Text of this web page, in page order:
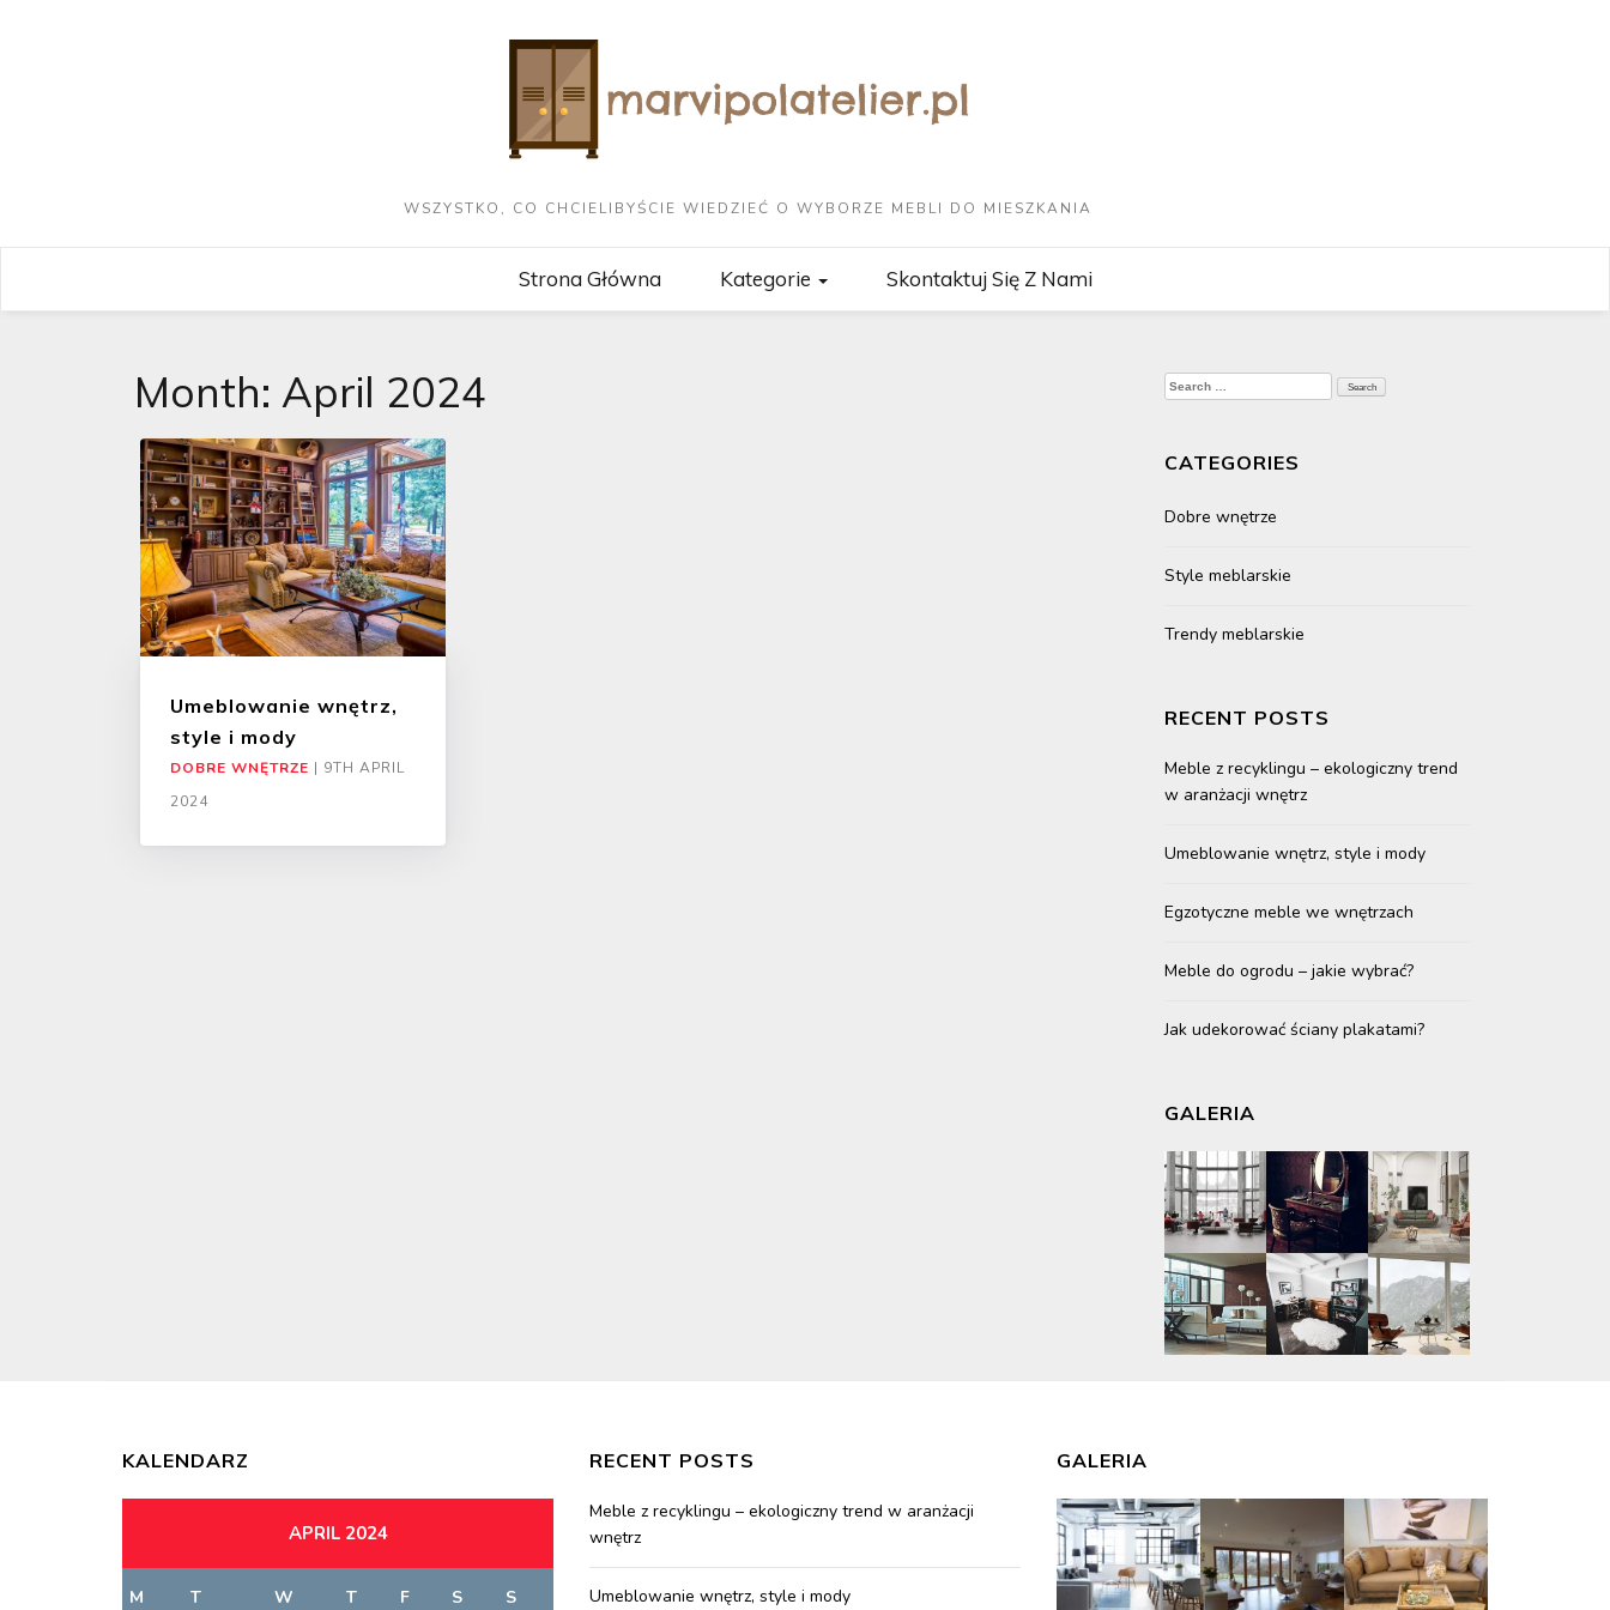
WSZYSTKO, CO CHCIELIBYŚCIE WIEDZIEĆ O WYBORZE MEBLI DO MIESZKANIA
Strona Główna Kategorie Skontaktuj Się Z Nami
Month: April 2024
Umeblowanie wnętrz,
style i mody
DOBRE WNĘTRZE | 9TH APRIL
2024
Search
CATEGORIES
Dobre wnętrze
Style meblarskie
Trendy meblarskie
RECENT POSTS
Meble z recyklingu – ekologiczny trend
w aranżacji wnętrz
Umeblowanie wnętrz, style i mody
Egzotyczne meble we wnętrzach
Meble do ogrodu – jakie wybrać?
Jak udekorować ściany plakatami?
GALERIA
KALENDARZ
APRIL 2024
M T W T F S S
RECENT POSTS
Meble z recyklingu – ekologiczny trend w aranżacji
wnętrz
Umeblowanie wnętrz, style i mody
GALERIA